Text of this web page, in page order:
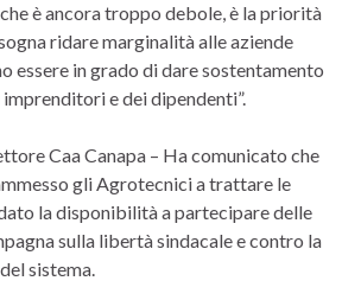
è ancora troppo debole, è la priorità
ridare marginalità alle aziende
essere in grado di dare sostentamento
e dei dipendenti”.
Caa Canapa – Ha comunicato che
gli Agrotecnici a trattare le
la disponibilità a partecipare delle
sulla libertà sindacale e contro la
sistema.